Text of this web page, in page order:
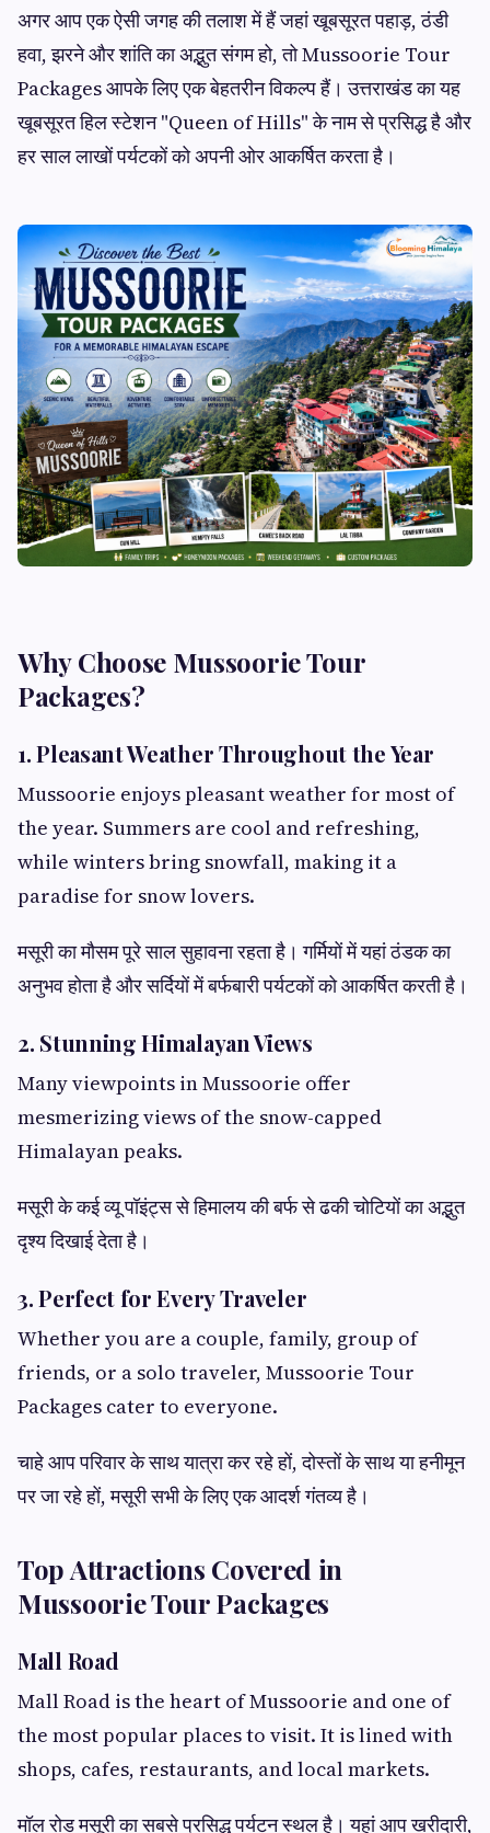
अगर आप एक ऐसी जगह की तलाश में हैं जहां खूबसूरत पहाड़, ठंडी
हवा, झरने और शांति का अद्भुत संगम हो, तो Mussoorie Tour
Packages आपके लिए एक बेहतरीन विकल्प हैं। उत्तराखंड का यह
खूबसूरत हिल स्टेशन "Queen of Hills" के नाम से प्रसिद्ध है और
हर साल लाखों पर्यटकों को अपनी ओर आकर्षित करता है।
Why Choose Mussoorie Tour
Packages?
1. Pleasant Weather Throughout the Year
Mussoorie enjoys pleasant weather for most of
the year. Summers are cool and refreshing,
while winters bring snowfall, making it a
paradise for snow lovers.
मसूरी का मौसम पूरे साल सुहावना रहता है। गर्मियों में यहां ठंडक का
अनुभव होता है और सर्दियों में बर्फबारी पर्यटकों को आकर्षित करती है।
2. Stunning Himalayan Views
Many viewpoints in Mussoorie offer
mesmerizing views of the snow-capped
Himalayan peaks.
मसूरी के कई व्यू पॉइंट्स से हिमालय की बर्फ से ढकी चोटियों का अद्भुत
दृश्य दिखाई देता है।
3. Perfect for Every Traveler
Whether you are a couple, family, group of
friends, or a solo traveler, Mussoorie Tour
Packages cater to everyone.
चाहे आप परिवार के साथ यात्रा कर रहे हों, दोस्तों के साथ या हनीमून
पर जा रहे हों, मसूरी सभी के लिए एक आदर्श गंतव्य है।
Top Attractions Covered in
Mussoorie Tour Packages
Mall Road
Mall Road is the heart of Mussoorie and one of
the most popular places to visit. It is lined with
shops, cafes, restaurants, and local markets.
मॉल रोड मसूरी का सबसे प्रसिद्ध पर्यटन स्थल है। यहां आप खरीदारी,